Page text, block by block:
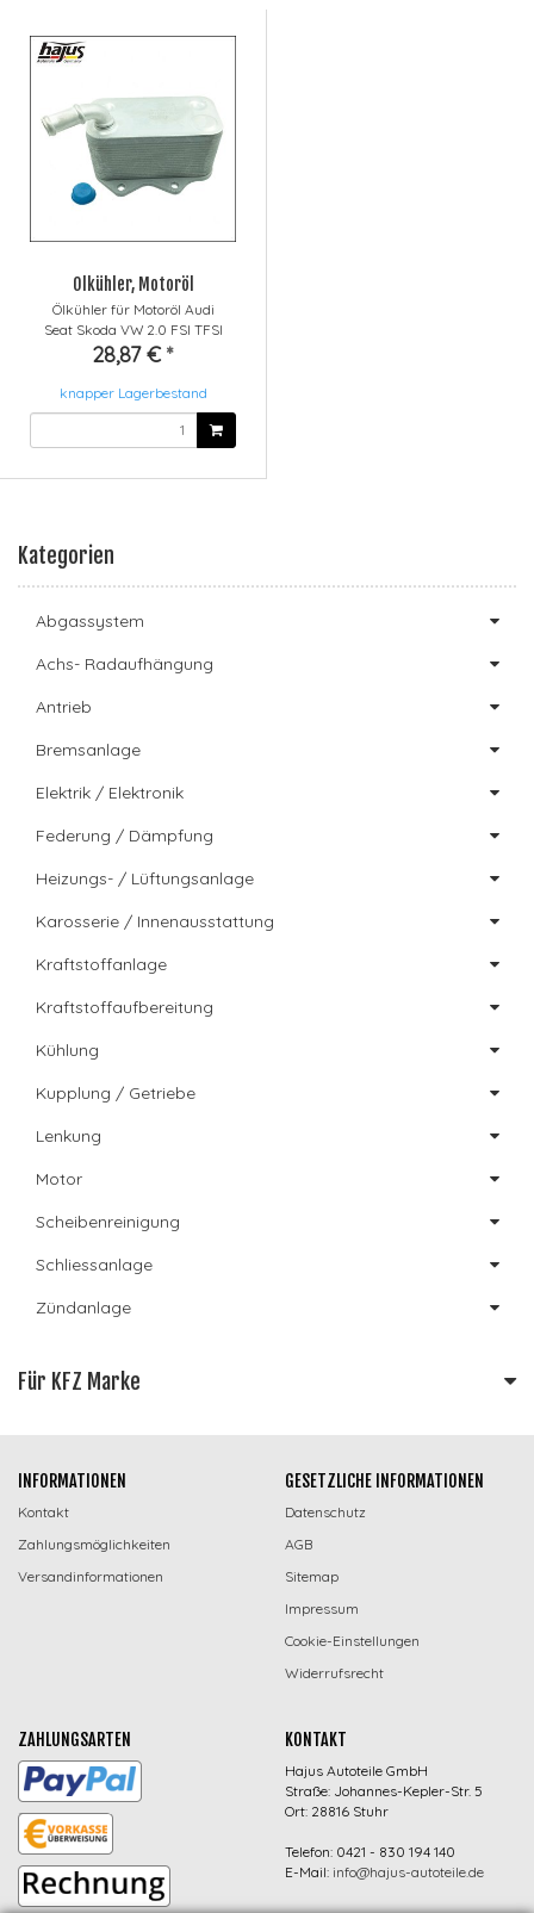
Ölkühler, Motoröl
Ölkühler für Motoröl Audi
Seat Skoda VW 2.0 FSI TFSI
28,87 € *
knapper Lagerbestand
Kategorien
Abgassystem
Achs- Radaufhängung
Antrieb
Bremsanlage
Elektrik / Elektronik
Federung / Dämpfung
Heizungs- / Lüftungsanlage
Karosserie / Innenausstattung
Kraftstoffanlage
Kraftstoffaufbereitung
Kühlung
Kupplung / Getriebe
Lenkung
Motor
Scheibenreinigung
Schliessanlage
Zündanlage
Für KFZ Marke
INFORMATIONEN
Kontakt
Zahlungsmöglichkeiten
Versandinformationen
GESETZLICHE INFORMATIONEN
Datenschutz
AGB
Sitemap
Impressum
Cookie-Einstellungen
Widerrufsrecht
ZAHLUNGSARTEN KONTAKT
Hajus Autoteile GmbH
Straße: Johannes-Kepler-Str. 5
Ort: 28816 Stuhr
Telefon: 0421 - 830 194 140
E-Mail: info@hajus-autoteile.de